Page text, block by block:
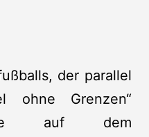
der parallel
ohne Grenzen“
auf dem